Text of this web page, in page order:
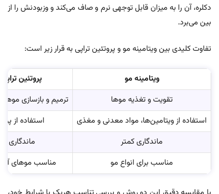
دکلره، آن را به میزان قابل توجهی نرم و صاف می‌کند و وزبودنش را از
بین می‌برد.
تفاوت‌ کلیدی بین ویتامینه مو و پروتئین تراپی به قرار زیر است:
ویتامینه مو
پروتئین
تقویت و تغذیه موها
ترمیم و بازسازی
استفاده از ویتامین‌ها، مواد معدنی و مغذی
استفاده از
ماندگاری کمتر
ماندگاری
مناسب برای انواع مو
مناسب موهای